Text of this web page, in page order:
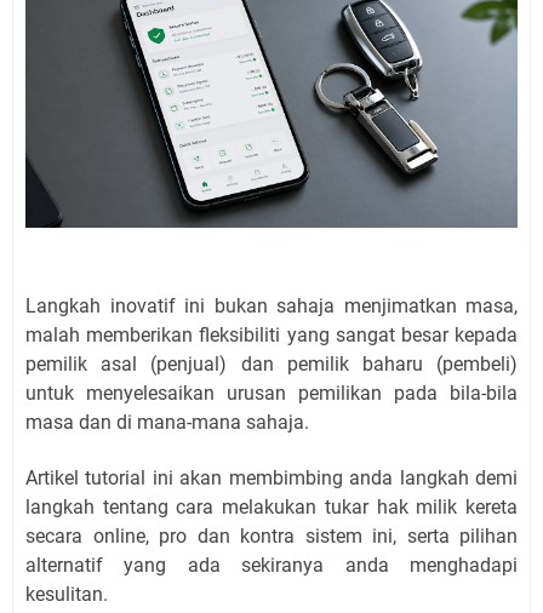
Langkah inovatif ini bukan sahaja menjimatkan masa,
malah memberikan fleksibiliti yang sangat besar kepada
pemilik asal (penjual) dan pemilik baharu (pembeli)
untuk menyelesaikan urusan pemilikan pada bila-bila
masa dan di mana-mana sahaja.
Artikel tutorial ini akan membimbing anda langkah demi
langkah tentang cara melakukan tukar hak milik kereta
secara online, pro dan kontra sistem ini, serta pilihan
alternatif yang ada sekiranya anda menghadapi
kesulitan.